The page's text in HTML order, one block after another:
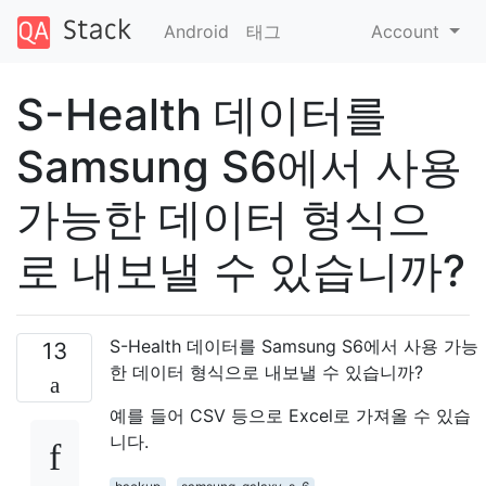
Android 태그 Account
S-Health 데이터를
Samsung S6에서 사용
가능한 데이터 형식으
로 내보낼 수 있습니까?
13
S-Health 데이터를 Samsung S6에서 사용 가능
한 데이터 형식으로 내보낼 수 있습니까?
예를 들어 CSV 등으로 Excel로 가져올 수 있습
니다.